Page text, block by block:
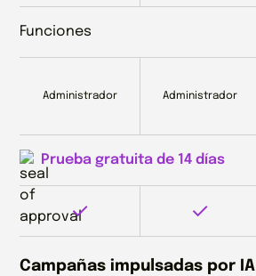
Funciones
Administrador Administrador
Prueba gratuita de 14 días
Campañas impulsadas por IA